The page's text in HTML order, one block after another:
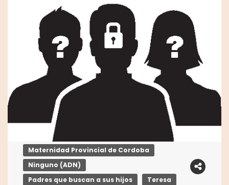
Maternidad Provincial de Cordoba
Ninguno (ADN)
Padres que buscan a sus hijos
Teresa